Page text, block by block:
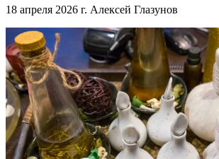
18 апреля 2026 г. Алексей Глазунов